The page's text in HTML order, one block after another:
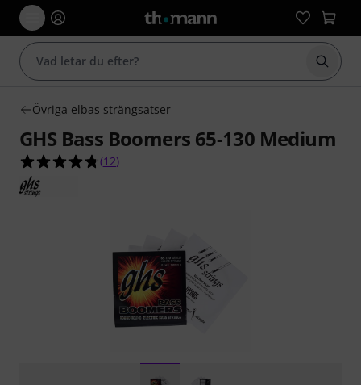
Börja
Övriga elbas strängsatser
GHS Bass Boomers 65-130 Medium
4.8 av 5 stjärnor från 12 kundbetyg
(12)